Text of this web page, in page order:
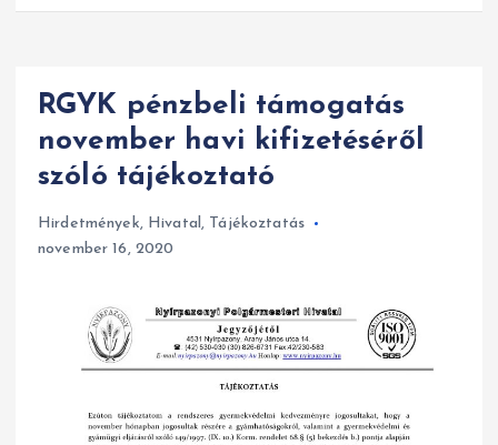
RGYK pénzbeli támogatás
november havi kifizetéséről
szóló tájékoztató
Hirdetmények, Hivatal , Tájékoztatás
november 16, 2020